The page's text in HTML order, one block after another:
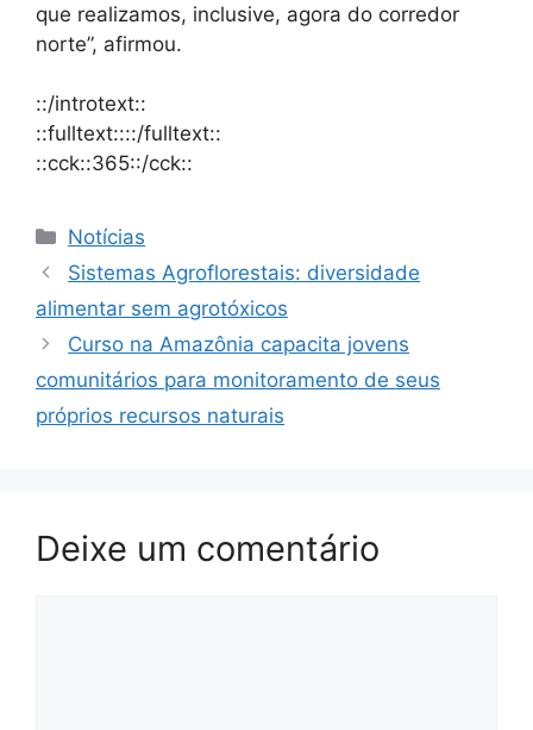
que realizamos, inclusive, agora do corredor
norte”, afirmou.
::/introtext::
::fulltext::::/fulltext::
::cck::365::/cck::
Notícias
Sistemas Agroflorestais: diversidade
alimentar sem agrotóxicos
Curso na Amazônia capacita jovens
comunitários para monitoramento de seus
próprios recursos naturais
Deixe um comentário